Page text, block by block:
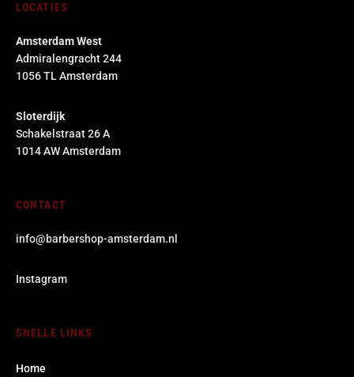
LOCATIES
Amsterdam West
Admiralengracht 244
1056 TL Amsterdam
Sloterdijk
Schakelstraat 26 A
1014 AW Amsterdam
CONTACT
info@barbershop-amsterdam.nl
Instagram
SNELLE LINKS
Home